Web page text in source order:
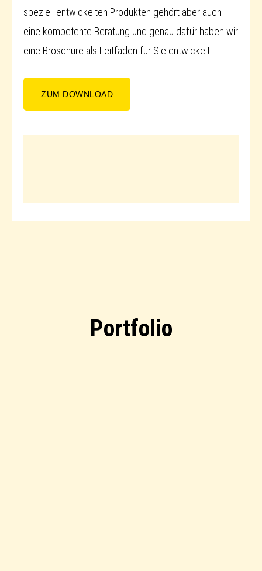
speziell entwickelten Produkten gehört aber auch
eine kompetente Beratung und genau dafür haben wir
eine Broschüre als Leitfaden für Sie entwickelt.
ZUM DOWNLOAD
Portfolio